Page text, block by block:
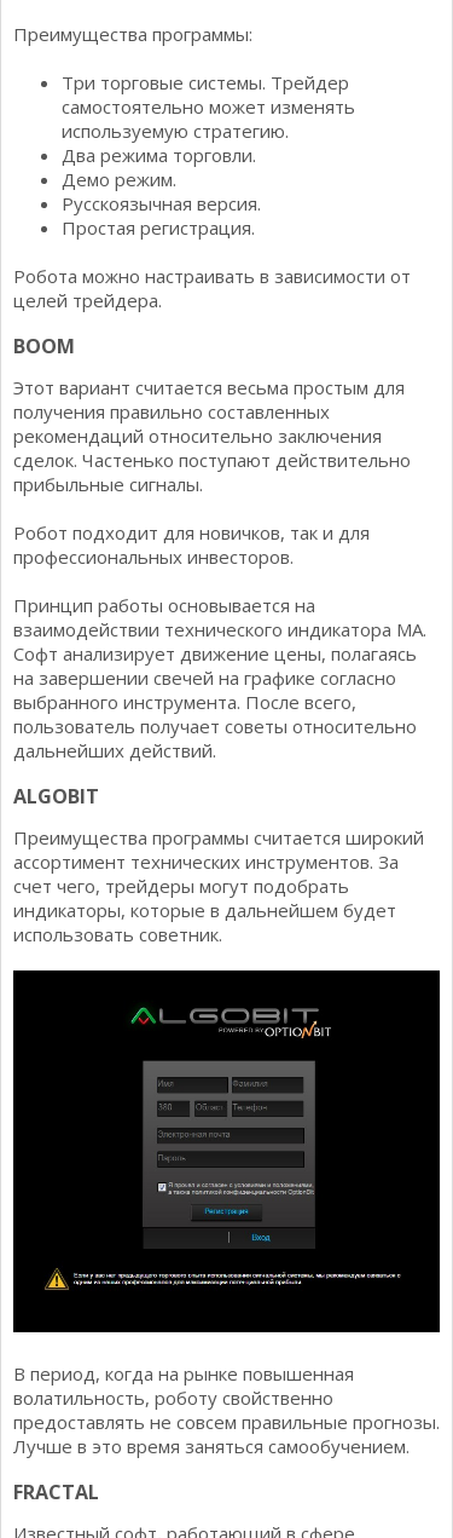
Преимущества программы:
Три торговые системы. Трейдер
самостоятельно может изменять
используемую стратегию.
Два режима торговли.
Демо режим.
Русскоязычная версия.
Простая регистрация.
Робота можно настраивать в зависимости от
целей трейдера.
BOOM
Этот вариант считается весьма простым для
получения правильно составленных
рекомендаций относительно заключения
сделок. Частенько поступают действительно
прибыльные сигналы.
Робот подходит для новичков, так и для
профессиональных инвесторов.
Принцип работы основывается на
взаимодействии технического индикатора МА.
Софт анализирует движение цены, полагаясь
на завершении свечей на графике согласно
выбранного инструмента. После всего,
пользователь получает советы относительно
дальнейших действий.
ALGOBIT
Преимущества программы считается широкий
ассортимент технических инструментов. За
счет чего, трейдеры могут подобрать
индикаторы, которые в дальнейшем будет
использовать советник.
В период, когда на рынке повышенная
волатильность, роботу свойственно
предоставлять не совсем правильные прогнозы.
Лучше в это время заняться самообучением.
FRACTAL
Известный софт, работающий в сфере